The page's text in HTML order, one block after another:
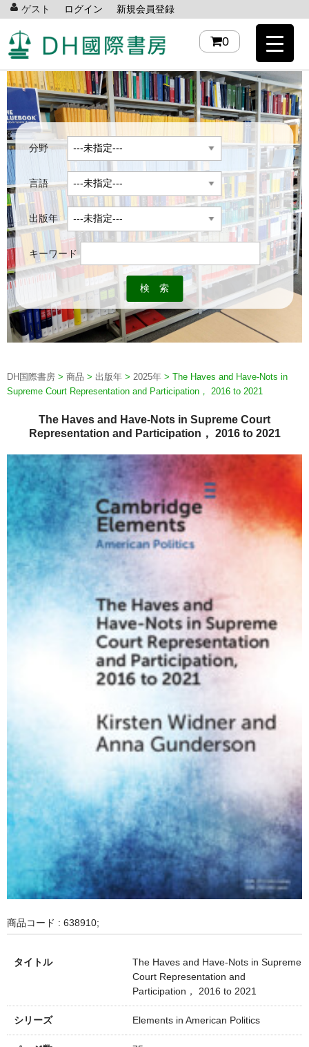
ゲスト ログイン 新規会員登録
0
分野
言語
出版年
キーワード
DH国際書房 > 商品 > 出版年 > 2025年 > The Haves and Have-Nots in
Supreme Court Representation and Participation， 2016 to 2021
The Haves and Have-Nots in Supreme Court
Representation and Participation， 2016 to 2021
商品コード : 638910;
タイトル
The Haves and Have-Nots in Supreme
Court Representation and
Participation， 2016 to 2021
シリーズ Elements in American Politics